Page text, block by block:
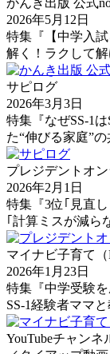
2026年5月12日
特集『【中学入
解く！ラクして解
サピログ
2026年3月3日
特集『なぜSS-1
た“伸びる家庭”の
プレジデントオ
2026年2月1日
特集『3位｢見直
｢計算ミスが減ら
マイナビ子育て（
2026年1月23日
特集『中学受験
SS-1経験者ママ
YouTubeチャン